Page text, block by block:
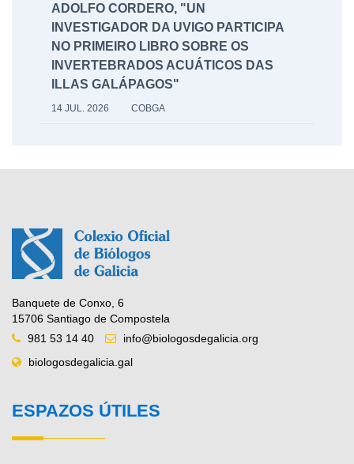
ADOLFO CORDERO, "UN
INVESTIGADOR DA UVIGO PARTICIPA
NO PRIMEIRO LIBRO SOBRE OS
INVERTEBRADOS ACUÁTICOS DAS
ILLAS GALÁPAGOS"
14 JUL. 2026 COBGA
Banquete de Conxo, 6
15706 Santiago de Compostela
981 53 14 40
info@biologosdegalicia.org
biologosdegalicia.gal
ESPAZOS ÚTILES